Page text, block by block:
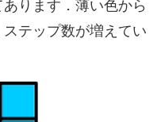
テップ数が増えてい